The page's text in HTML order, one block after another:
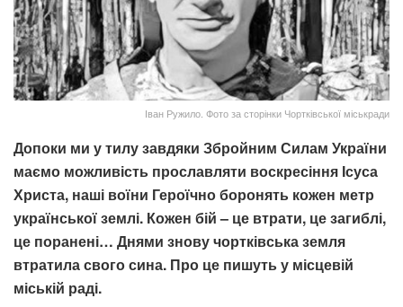
Іван Ружило. Фото за сторінки Чортківської міськради
Допоки ми у тилу завдяки Збройним Силам України
маємо можливість прославляти воскресіння Ісуса
Христа, наші воїни Героїчно боронять кожен метр
української землі. Кожен бій – це втрати, це загиблі,
це поранені… Днями знову чортківська земля
втратила свого сина. Про це пишуть у місцевій
міській раді.